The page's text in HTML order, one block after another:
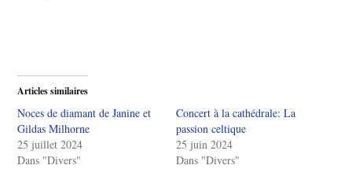
Articles similaires
Noces de diamant de Janine et
Gildas Milhorne
25 juillet 2024
Dans "Divers"
Concert à la cathédrale: La
passion celtique
25 juin 2024
Dans "Divers"